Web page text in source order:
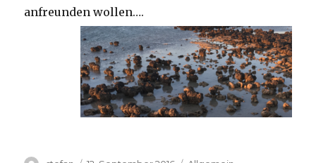
anfreunden wollen….